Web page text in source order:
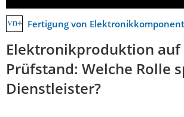
Fertigung von
Elektronikproduktion auf
Prüfstand: Welche Rolle
Dienstleister?